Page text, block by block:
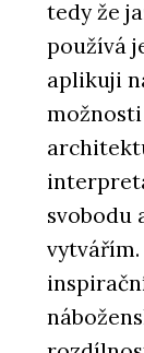
tedy že
používá
aplikuji
svobodu